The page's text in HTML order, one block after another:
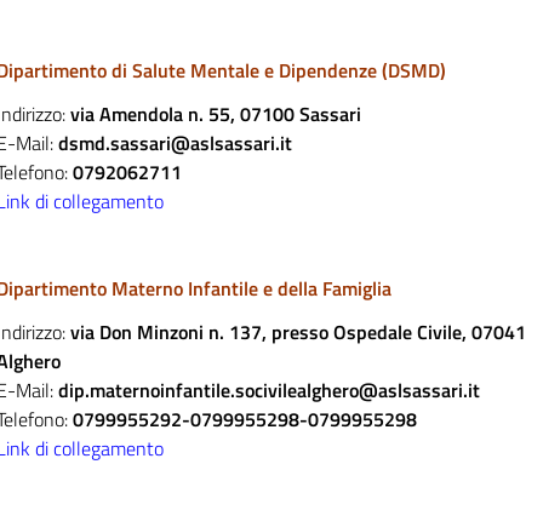
di Salute Mentale e Dipendenze (DSMD)
via Amendola n. 55, 07100 Sassari
Mail:dsmd.sassari@aslsassari.it
0792062711
di collegamento
Materno Infantile e della Famiglia
via Don Minzoni n. 137, presso Ospedale Civile, 07041
Mail:dip.maternoinfantile.socivilealghero@aslsassari.it
0799955292-0799955298-0799955298
di collegamento